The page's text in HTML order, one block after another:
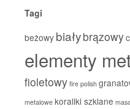
Tagi
beżowy białybrązowy
elementy
fioletowy fire polish
metalowe koraliki szklane